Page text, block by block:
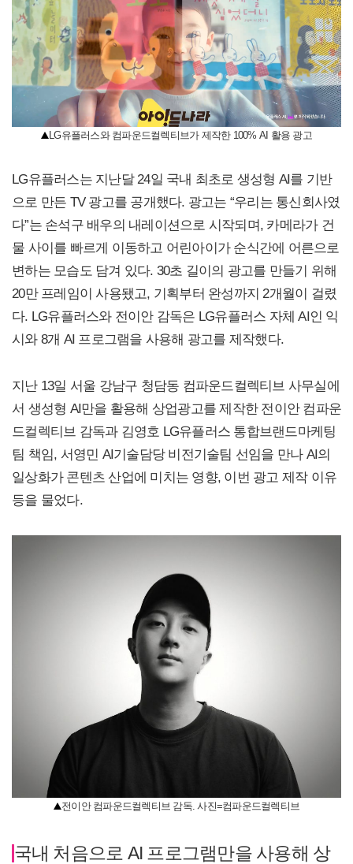
LG유플러스와 컴파운드컬렉티브가 제작한 100% AI 활용 광고
LG유플러스는 지난달 24일 국내 최초로 생성형 AI를 기반
으로 만든 TV 광고를 공개했다. 광고는 “우리는 통신회사였
다”는 손석구 배우의 내레이션으로 시작되며, 카메라가 건
물 사이를 빠르게 이동하고 어린아이가 순식간에 어른으로
변하는 모습도 담겨 있다. 30초 길이의 광고를 만들기 위해
20만 프레임이 사용됐고, 기획부터 완성까지 2개월이 걸렸
다. LG유플러스와 전이안 감독은 LG유플러스 자체 AI인 익
시와 8개 AI 프로그램을 사용해 광고를 제작했다.
지난 13일 서울 강남구 청담동 컴파운드컬렉티브 사무실에
서 생성형 AI만을 활용해 상업광고를 제작한 전이안 컴파운
드컬렉티브 감독과 김영호 LG유플러스 통합브랜드마케팅
팀 책임, 서영민 AI기술담당 비전기술팀 선임을 만나 AI의
일상화가 콘텐츠 산업에 미치는 영향, 이번 광고 제작 이유
등을 물었다.
전이안 컴파운드컬렉티브 감독. 사진=컴파운드컬렉티브
국내 처음으로 AI 프로그램만을 사용해 상